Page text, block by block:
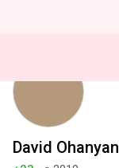
David Ohanyan